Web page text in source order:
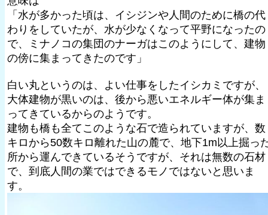
「水が多かった頃は、イシジンや人間のために橋の代
わりをしていたが、水が少なくなって平野になったの
で、ミナノコの集団のナーガはこのようにして、建物
の傍に集まってきたのです」
白い丸というのは、よい仕事をしたイシカミですが、
大体建物が黒いのは、後から悪いエネルギー体が集ま
ってきているからのようです。
建物も橋も全てこのような石で造られていますが、数
キロから50数キロ離れた山の麓で、地下1m以上掘っ
所から運んできているそうですが、それは無数の石材
で、到底人間の業ではできるモノではないと思いま
す。